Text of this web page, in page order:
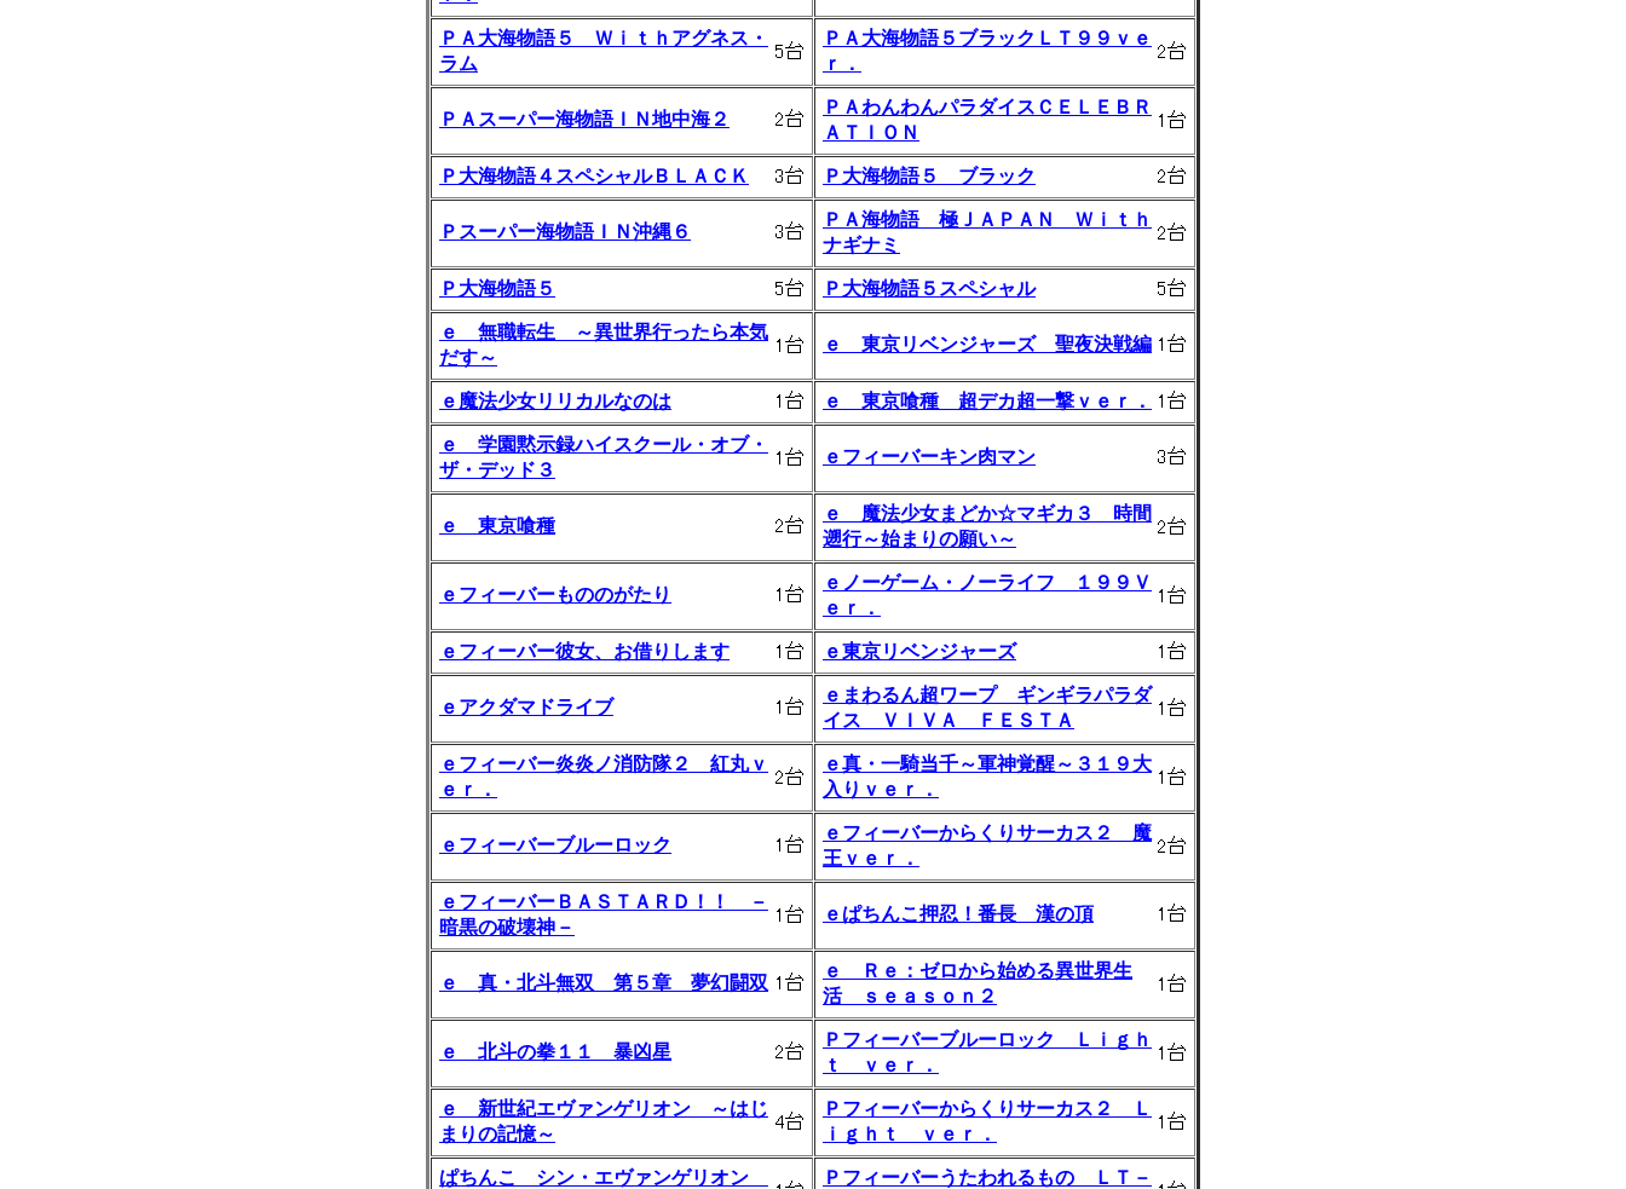
ＰＡ大海物語５ Ｗｉｔｈアグネス・
ラム
ＰＡ大海物語５ブラックＬＴ９９ｖｅ
ｒ．
ＰＡスーパー海物語ＩＮ地中海２
ＰＡわんわんパラダイスＣＥＬＥＢＲ
ＡＴＩＯＮ
Ｐ大海物語４スペシャルＢＬＡＣＫ Ｐ大海物語５ ブラック
Ｐスーパー海物語ＩＮ沖縄６
ＰＡ海物語 極ＪＡＰＡＮ Ｗｉｔｈ
ナギナミ
Ｐ大海物語５ Ｐ大海物語５スペシャル
ｅ 無職転生 ～異世界行ったら本気
だす～
ｅ 東京リベンジャーズ 聖夜決戦編
ｅ魔法少女リリカルなのは ｅ 東京喰種 超デカ超一撃ｖｅｒ．
ｅ 学園黙示録ハイスクール・オブ・
ザ・デッド３
ｅフィーバーキン肉マン
ｅ 東京喰種
ｅ 魔法少女まどか☆マギカ３ 時間
遡行～始まりの願い～
ｅフィーバーもののがたり
ｅノーゲーム・ノーライフ １９９Ｖ
ｅｒ．
ｅフィーバー彼女、お借りします ｅ東京リベンジャーズ
ｅアクダマドライブ
ｅまわるん超ワープ ギンギラパラダ
イス ＶＩＶＡ ＦＥＳＴＡ
ｅフィーバー炎炎ノ消防隊２ 紅丸ｖ
ｅｒ．
ｅ真・一騎当千～軍神覚醒～３１９大
入りｖｅｒ．
ｅフィーバーブルーロック
ｅフィーバーからくりサーカス２ 魔
王ｖｅｒ．
ｅフィーバーＢＡＳＴＡＲＤ！！ －
暗黒の破壊神－
ｅぱちんこ押忍！番長 漢の頂
ｅ 真・北斗無双 第５章 夢幻闘双
ｅ Ｒｅ：ゼロから始める異世界生
活 ｓｅａｓｏｎ２
ｅ 北斗の拳１１ 暴凶星
Ｐフィーバーブルーロック Ｌｉｇｈ
ｔ ｖｅｒ．
ｅ 新世紀エヴァンゲリオン ～はじ
まりの記憶～
Ｐフィーバーからくりサーカス２ Ｌ
ｉｇｈｔ ｖｅｒ．
ぱちんこ シン・エヴァンゲリオン
Ｐフィーバーうたわれるもの ＬＴ－